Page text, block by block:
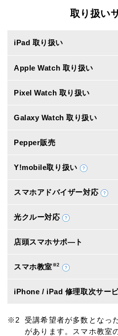
取り扱い
iPad 取り扱い
Apple Watch 取り扱い
Pixel Watch 取り扱い
Galaxy Watch 取り扱い
Pepper販売
Y!mobile取り扱い
スマホアドバイザー対応
光クルー対応
店頭スマホサポ―ト
スマホ教室 ※2
iPhone / iPad 修理取次サー
受講希望者が多数となっ
があります。スマホ教室